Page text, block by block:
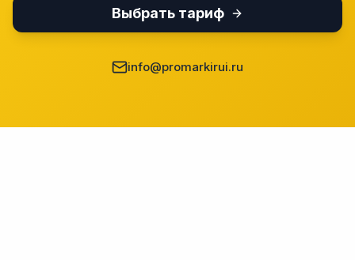
Выбрать тариф
info@promarkirui.ru